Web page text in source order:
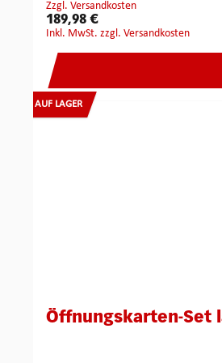
wir Ihnen auch den
Schwachstellen herausgestellt
zzgl. Versandkosten
189,98 €
inkl. MwSt. zzgl. Versandkosten
AUF LAGER
Öffnungskarten-Set